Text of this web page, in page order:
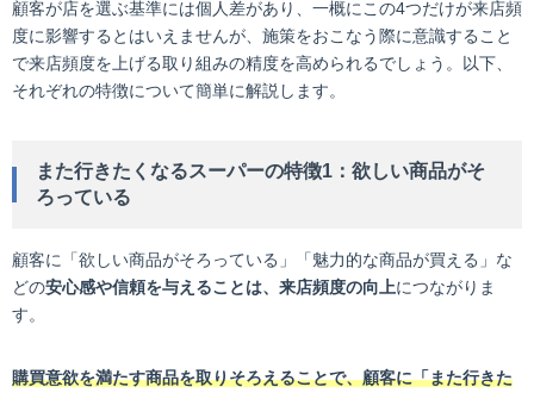
顧客が店を選ぶ基準には個人差があり、一概にこの4つだけが来店頻
度に影響するとはいえませんが、施策をおこなう際に意識すること
で来店頻度を上げる取り組みの精度を高められるでしょう。以下、
それぞれの特徴について簡単に解説します。
また行きたくなるスーパーの特徴1：欲しい商品がそ
ろっている
顧客に「欲しい商品がそろっている」「魅力的な商品が買える」な
どの安心感や信頼を与えることは、来店頻度の向上につながりま
す。
購買意欲を満たす商品を取りそろえることで、顧客に「また行きた